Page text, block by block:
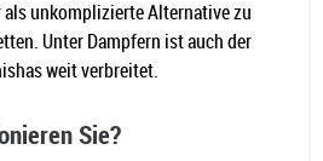
unkomplizierte Alternative zu
Unter Dampfern ist auch der
weit verbreitet.
Sie?